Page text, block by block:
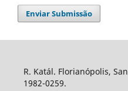
Enviar Submissão
R. Katál. Florianópolis,
1982-0259.